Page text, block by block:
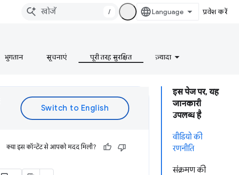
/ प्रवेश करें
भुगतान सूचनाएं पूरी तरह सुरक्षित ज़्यादा
इस पेज पर, यह
जानकारी
उपलब्ध है
वीडियो की
रणनीति
संक्रमण की
क्या इस कॉन्टेंट से आपको मदद मिली?